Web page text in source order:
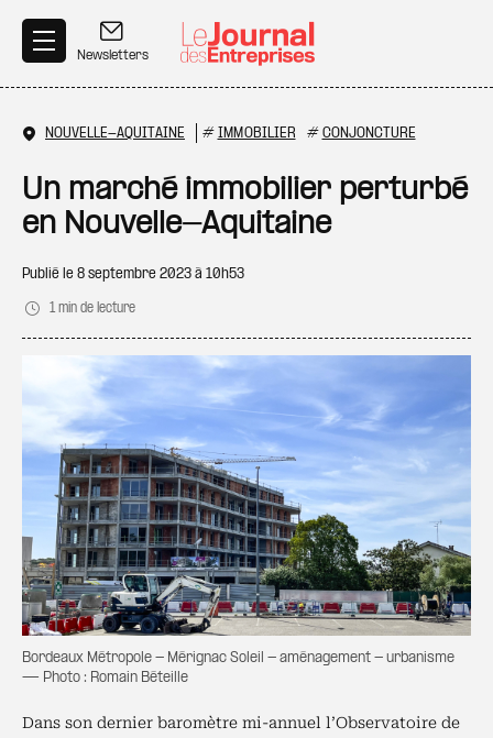
Newsletters
NOUVELLE-AQUITAINE # IMMOBILIER # CONJONCTURE
Un marché immobilier perturbé
en Nouvelle-Aquitaine
Publié le 8 septembre 2023 à 10h53
1 min de lecture
Bordeaux Métropole - Mérignac Soleil - aménagement - urbanisme
— Photo : Romain Béteille
Dans son dernier baromètre mi-annuel l’Observatoire de